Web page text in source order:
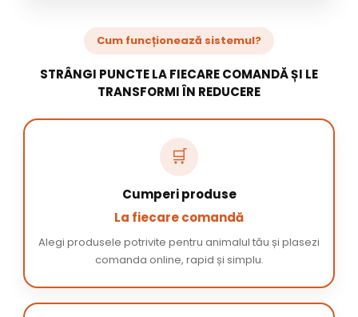
Cum funcționează sistemul?
STRÂNGI PUNCTE LA FIECARE COMANDĂ ȘI LE
TRANSFORMI ÎN REDUCERE
🛒
Cumperi produse
La fiecare comandă
Alegi produsele potrivite pentru animalul tău și plasezi
comanda online, rapid și simplu.